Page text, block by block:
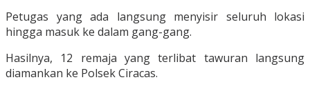
Petugas yang ada langsung menyisir seluruh lokasi
hingga masuk ke dalam gang-gang.
Hasilnya, 12 remaja yang terlibat tawuran langsung
diamankan ke Polsek Ciracas.